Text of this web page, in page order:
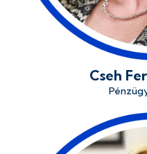
Cseh